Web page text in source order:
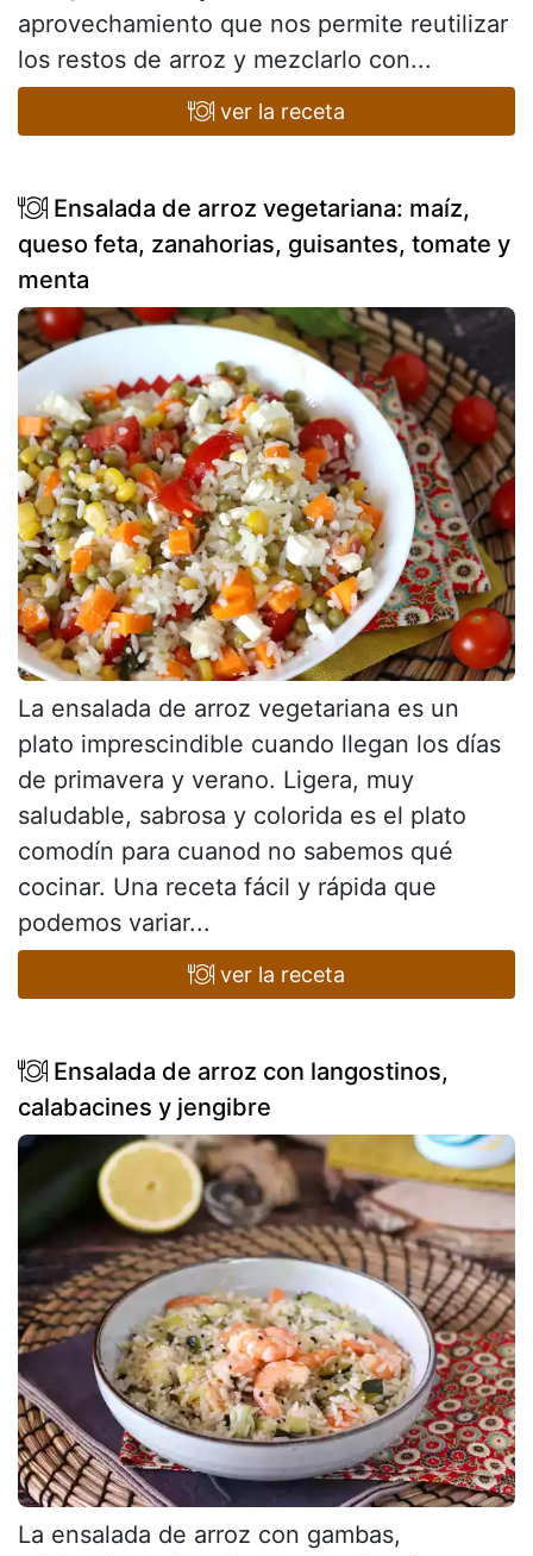
aprovechamiento que nos permite reutilizar
los restos de arroz y mezclarlo con...
ver la receta
Ensalada de arroz vegetariana: maíz,
queso feta, zanahorias, guisantes, tomate y
menta
La ensalada de arroz vegetariana es un
plato imprescindible cuando llegan los días
de primavera y verano. Ligera, muy
saludable, sabrosa y colorida es el plato
comodín para cuanod no sabemos qué
cocinar. Una receta fácil y rápida que
podemos variar...
ver la receta
Ensalada de arroz con langostinos,
calabacines y jengibre
La ensalada de arroz con gambas,